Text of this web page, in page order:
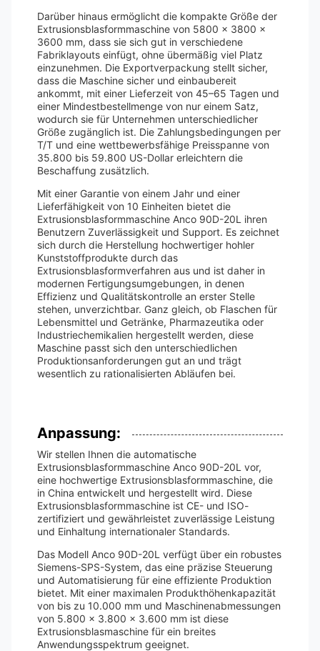
Darüber hinaus ermöglicht die kompakte Größe der
Extrusionsblasformmaschine von 5800 x 3800 x
3600 mm, dass sie sich gut in verschiedene
Fabriklayouts einfügt, ohne übermäßig viel Platz
einzunehmen. Die Exportverpackung stellt sicher,
dass die Maschine sicher und einbaubereit
ankommt, mit einer Lieferzeit von 45–65 Tagen und
einer Mindestbestellmenge von nur einem Satz,
wodurch sie für Unternehmen unterschiedlicher
Größe zugänglich ist. Die Zahlungsbedingungen per
T/T und eine wettbewerbsfähige Preisspanne von
35.800 bis 59.800 US-Dollar erleichtern die
Beschaffung zusätzlich.
Mit einer Garantie von einem Jahr und einer
Lieferfähigkeit von 10 Einheiten bietet die
Extrusionsblasformmaschine Anco 90D-20L ihren
Benutzern Zuverlässigkeit und Support. Es zeichnet
sich durch die Herstellung hochwertiger hohler
Kunststoffprodukte durch das
Extrusionsblasformverfahren aus und ist daher in
modernen Fertigungsumgebungen, in denen
Effizienz und Qualitätskontrolle an erster Stelle
stehen, unverzichtbar. Ganz gleich, ob Flaschen für
Lebensmittel und Getränke, Pharmazeutika oder
Industriechemikalien hergestellt werden, diese
Maschine passt sich den unterschiedlichen
Produktionsanforderungen gut an und trägt
wesentlich zu rationalisierten Abläufen bei.
Anpassung:
Wir stellen Ihnen die automatische
Extrusionsblasformmaschine Anco 90D-20L vor,
eine hochwertige Extrusionsblasformmaschine, die
in China entwickelt und hergestellt wird. Diese
Extrusionsblasformmaschine ist CE- und ISO-
zertifiziert und gewährleistet zuverlässige Leistung
und Einhaltung internationaler Standards.
Das Modell Anco 90D-20L verfügt über ein robustes
Siemens-SPS-System, das eine präzise Steuerung
und Automatisierung für eine effiziente Produktion
bietet. Mit einer maximalen Produkthöhenkapazität
von bis zu 10.000 mm und Maschinenabmessungen
von 5.800 x 3.800 x 3.600 mm ist diese
Extrusionsblasmaschine für ein breites
Anwendungsspektrum geeignet.